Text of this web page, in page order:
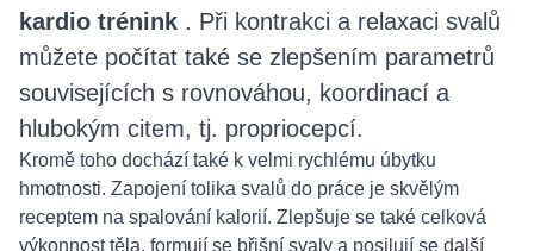
kardio trénink . Při kontrakci a relaxaci svalů
můžete počítat také se zlepšením parametrů
souvisejících s rovnováhou, koordinací a
hlubokým citem, tj. propriocepcí.
Kromě toho dochází také k velmi rychlému úbytku
hmotnosti. Zapojení tolika svalů do práce je skvělým
receptem na spalování kalorií. Zlepšuje se také celková
výkonnost těla, formují se břišní svaly a posilují se další